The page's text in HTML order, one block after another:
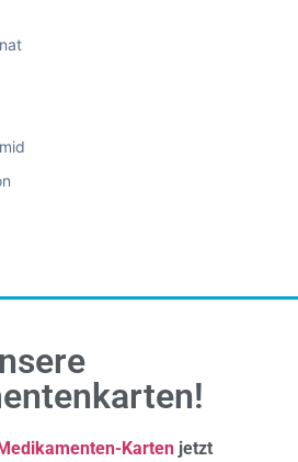
Kartenjetzt